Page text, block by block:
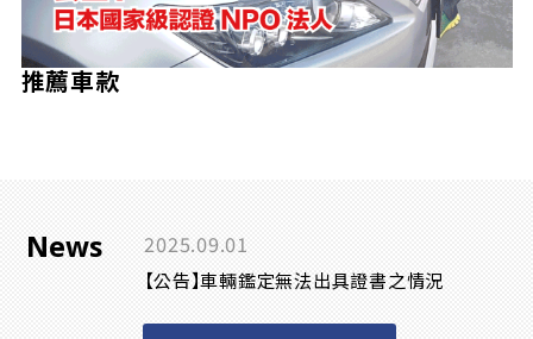
推薦車款
News 2025.09.01
【公告】車輛鑑定無法出具證書之情況